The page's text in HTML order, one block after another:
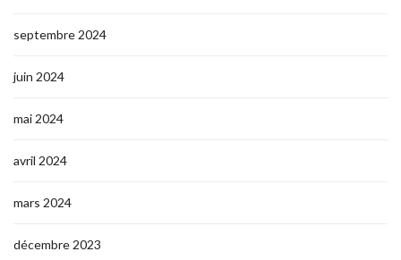
septembre 2024
juin 2024
mai 2024
avril 2024
mars 2024
décembre 2023